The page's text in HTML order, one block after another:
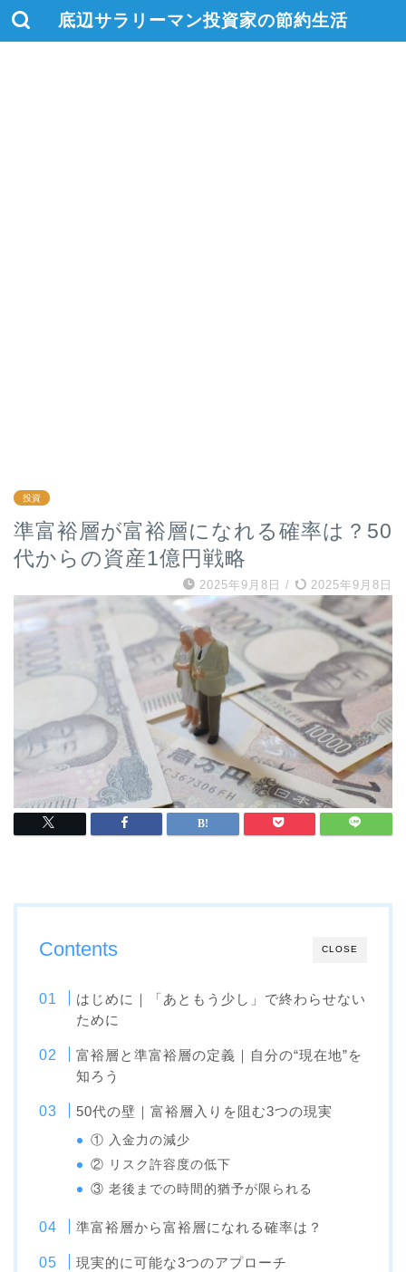
底辺サラリーマン投資家の節約生活
投資
準富裕層が富裕層になれる確率は？50
代からの資産1億円戦略
2025年9月8日 / 2025年9月8日
CLOSE
Contents
はじめに｜「あともう少し」で終わらせない
ために
富裕層と準富裕層の定義｜自分の“現在地”を
知ろう
50代の壁｜富裕層入りを阻む3つの現実
① 入金力の減少
② リスク許容度の低下
③ 老後までの時間的猶予が限られる
準富裕層から富裕層になれる確率は？
現実的に可能な3つのアプローチ